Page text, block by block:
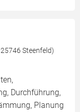
Steenfeld)
Durchführung,
Planung